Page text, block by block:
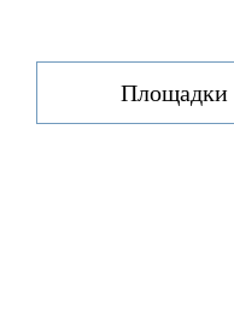
Площадки